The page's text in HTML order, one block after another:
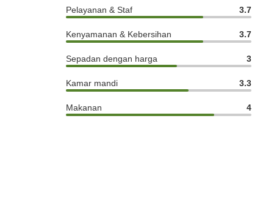
Pelayanan & Staf 3.7
Kenyamanan & Kebersihan 3.7
Sepadan dengan harga 3
Kamar mandi 3.3
Makanan 4